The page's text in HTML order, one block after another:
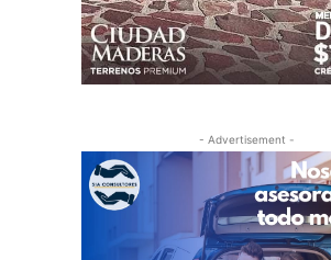
- Advertisement -